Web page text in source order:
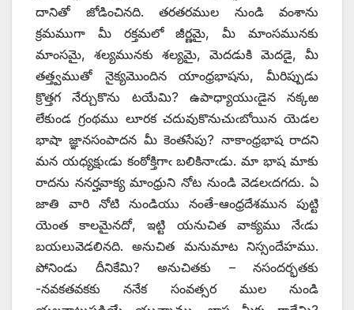
దానితో జోడించినది. తరతరముల నుండి వంశాను
క్రమముగా మీ రక్తమలో జీర్ణమై, మీ మాంసమునకు
మాంసమై, శల్యమునకు శల్యమై, మెదడుకి మెదడై, మీ
తత్త్వముతో నైక్యమొందిన యాంధ్రభాషను, మీరిప్పుడు
క్రొత్తగ నేర్చుకొను టయేమి? ఉపాధ్యాయుఁడైన నక్కఱ
లేకుండ గ్రంథము లూరక చదువుకొనుచుఁబోయిన యెడల
భాషా జ్ఞానసంపాదన మీ కెంతసేపు? నాకాంధ్రభాష రాదని
మన యధ్యక్షుఁడు కంఠోక్తిగాఁ బలికినాఁడు. మా భాష మాకు
రాదను ననర్హవాక్య మాంధ్రుని నోట నుండి వెడలఁదగదు. ఏ
జాతి వారి నోటి నుండియు నంతే-ఆంధ్రదేశమున పుట్టి
యెంత కాలమైనదో, ఇట్టి యనుచిత వాక్యము నేఁడు
బయలువెడలినది. అనుచిత మనుమాట నిస్సందేహము.
పోనిండు దీనికేమి? అనుచితకు – నసందర్భతకు
-నవకతవకకు ననేక సంవత్సర ముల నుండి